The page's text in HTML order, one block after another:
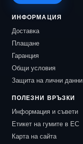
ИНФОРМАЦИЯ
Доставка
Плащане
Гаранция
Общи условия
Защита на лични данни
ПОЛЕЗНИ ВРЪЗКИ
Информация и съвети
Етикет на гумите в ЕС
Карта на сайта